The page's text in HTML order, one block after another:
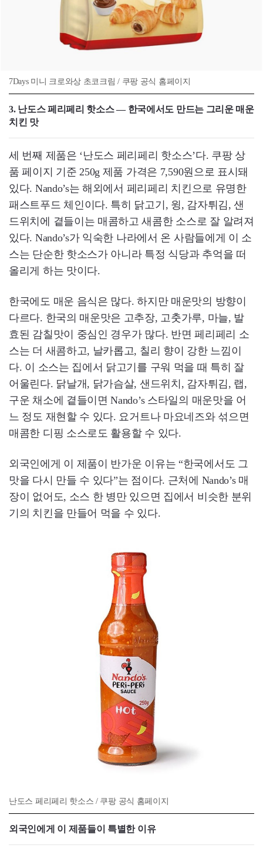
7Days 미니 크로와상 초코크림 / 쿠팡 공식 홈페이지
3. 난도스 페리페리 핫소스 — 한국에서도 만드는 그리운 매운
치킨 맛
세 번째 제품은 ‘난도스 페리페리 핫소스’다. 쿠팡 상
품 페이지 기준 250g 제품 가격은 7,590원으로 표시돼
있다. Nando’s는 해외에서 페리페리 치킨으로 유명한
패스트푸드 체인이다. 특히 닭고기, 윙, 감자튀김, 샌
드위치에 곁들이는 매콤하고 새콤한 소스로 잘 알려져
있다. Nando’s가 익숙한 나라에서 온 사람들에게 이 소
스는 단순한 핫소스가 아니라 특정 식당과 추억을 떠
올리게 하는 맛이다.
한국에도 매운 음식은 많다. 하지만 매운맛의 방향이
다르다. 한국의 매운맛은 고추장, 고춧가루, 마늘, 발
효된 감칠맛이 중심인 경우가 많다. 반면 페리페리 소
스는 더 새콤하고, 날카롭고, 칠리 향이 강한 느낌이
다. 이 소스는 집에서 닭고기를 구워 먹을 때 특히 잘
어울린다. 닭날개, 닭가슴살, 샌드위치, 감자튀김, 랩,
구운 채소에 곁들이면 Nando’s 스타일의 매운맛을 어
느 정도 재현할 수 있다. 요거트나 마요네즈와 섞으면
매콤한 디핑 소스로도 활용할 수 있다.
외국인에게 이 제품이 반가운 이유는 “한국에서도 그
맛을 다시 만들 수 있다”는 점이다. 근처에 Nando’s 매
장이 없어도, 소스 한 병만 있으면 집에서 비슷한 분위
기의 치킨을 만들어 먹을 수 있다.
난도스 페리페리 핫소스 / 쿠팡 공식 홈페이지
외국인에게 이 제품들이 특별한 이유